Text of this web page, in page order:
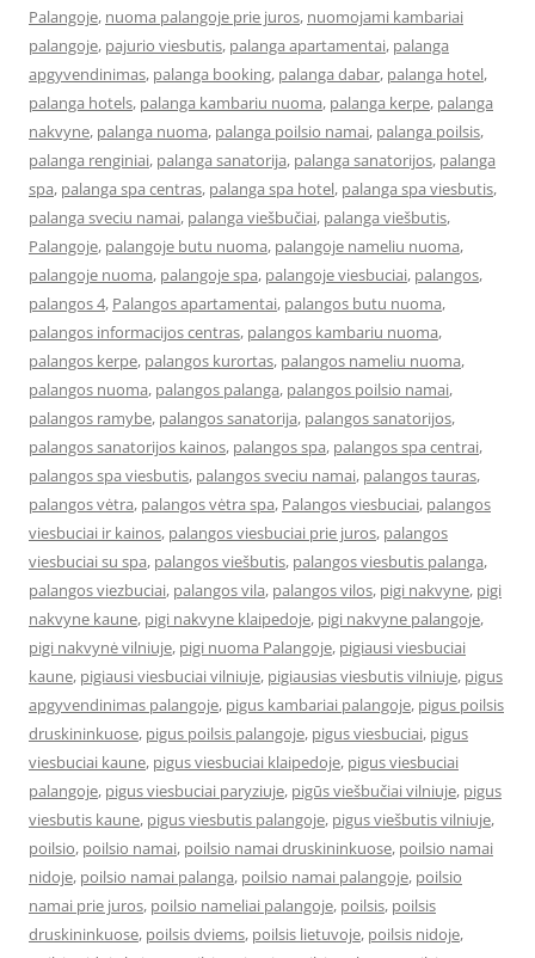
Palangoje, nuoma palangoje prie juros, nuomojami kambariai
palangoje, pajurio viesbutis, palanga apartamentai, palanga
apgyvendinimas, palanga booking, palanga dabar, palanga hotel,
palanga hotels, palanga kambariu nuoma, palanga kerpe, palanga
nakvyne, palanga nuoma, palanga poilsio namai, palanga poilsis,
palanga renginiai, palanga sanatorija, palanga sanatorijos, palanga
spa, palanga spa centras, palanga spa hotel, palanga spa viesbutis,
palanga sveciu namai, palanga viešbučiai, palanga viešbutis,
Palangoje, palangoje butu nuoma, palangoje nameliu nuoma,
palangoje nuoma, palangoje spa, palangoje viesbuciai, palangos,
palangos 4, Palangos apartamentai, palangos butu nuoma,
palangos informacijos centras, palangos kambariu nuoma,
palangos kerpe, palangos kurortas, palangos nameliu nuoma,
palangos nuoma, palangos palanga, palangos poilsio namai,
palangos ramybe, palangos sanatorija, palangos sanatorijos,
palangos sanatorijos kainos, palangos spa, palangos spa centrai,
palangos spa viesbutis, palangos sveciu namai, palangos tauras,
palangos vėtra, palangos vėtra spa, Palangos viesbuciai, palangos
viesbuciai ir kainos, palangos viesbuciai prie juros, palangos
viesbuciai su spa, palangos viešbutis, palangos viesbutis palanga,
palangos viezbuciai, palangos vila, palangos vilos, pigi nakvyne, pigi
nakvyne kaune, pigi nakvyne klaipedoje, pigi nakvyne palangoje,
pigi nakvynė vilniuje, pigi nuoma Palangoje, pigiausi viesbuciai
kaune, pigiausi viesbuciai vilniuje, pigiausias viesbutis vilniuje, pigus
apgyvendinimas palangoje, pigus kambariai palangoje, pigus poilsis
druskininkuose, pigus poilsis palangoje, pigus viesbuciai, pigus
viesbuciai kaune, pigus viesbuciai klaipedoje, pigus viesbuciai
palangoje, pigus viesbuciai paryziuje, pigūs viešbučiai vilniuje, pigus
viesbutis kaune, pigus viesbutis palangoje, pigus viešbutis vilniuje,
poilsio, poilsio namai, poilsio namai druskininkuose, poilsio namai
nidoje, poilsio namai palanga, poilsio namai palangoje, poilsio
namai prie juros, poilsio nameliai palangoje, poilsis, poilsis
druskininkuose, poilsis dviems, poilsis lietuvoje, poilsis nidoje,